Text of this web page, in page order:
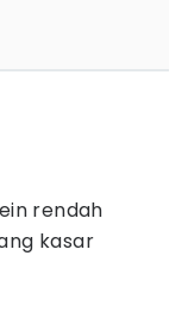
rendah
kasar